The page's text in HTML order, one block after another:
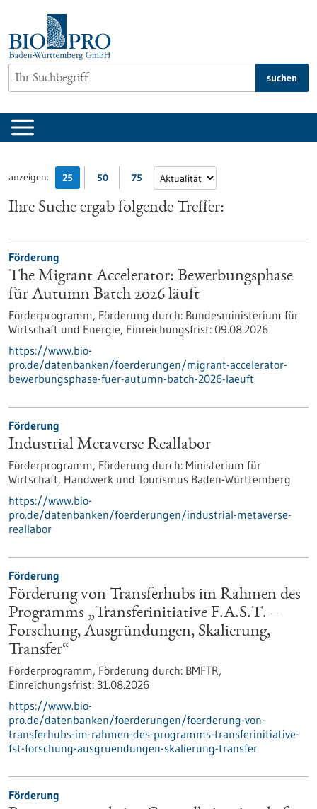
springen
suchen
anzeigen: 25 50 75
Ihre Suche ergab folgende Treffer:
Förderung
The Migrant Accelerator: Bewerbungsphase
für Autumn Batch 2026 läuft
Förderprogramm, Förderung durch: Bundesministerium für
Wirtschaft und Energie, Einreichungsfrist: 09.08.2026
https://www.bio-
pro.de/datenbanken/foerderungen/migrant-accelerator-
bewerbungsphase-fuer-autumn-batch-2026-laeuft
Förderung
Industrial Metaverse Reallabor
Förderprogramm, Förderung durch: Ministerium für
Wirtschaft, Handwerk und Tourismus Baden-Württemberg
https://www.bio-
pro.de/datenbanken/foerderungen/industrial-metaverse-
reallabor
Förderung
Förderung von Transferhubs im Rahmen des
Programms „Transferinitiative F.A.S.T. –
Forschung, Ausgründungen, Skalierung,
Transfer“
Förderprogramm, Förderung durch: BMFTR,
Einreichungsfrist: 31.08.2026
https://www.bio-
pro.de/datenbanken/foerderungen/foerderung-von-
transferhubs-im-rahmen-des-programms-transferinitiative-
fst-forschung-ausgruendungen-skalierung-transfer
Förderung